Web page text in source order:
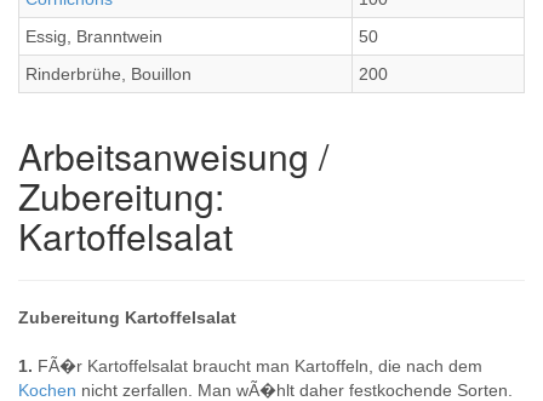
Essig, Branntwein
50
Rinderbrühe, Bouillon
200
Arbeitsanweisung /
Zubereitung:
Kartoffelsalat
Zubereitung Kartoffelsalat
1. FÃ�r Kartoffelsalat braucht man Kartoffeln, die nach dem
Kochen nicht zerfallen. Man wÃ�hlt daher festkochende Sorten.